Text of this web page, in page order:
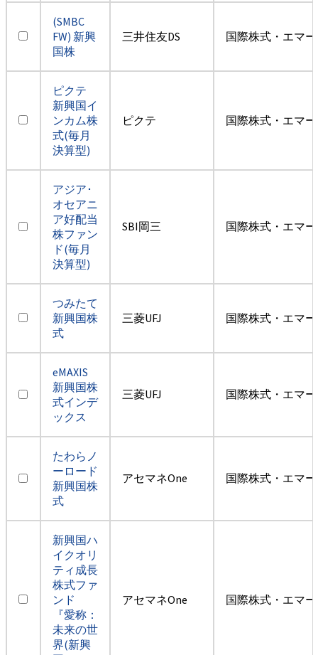
(SMBC
FW) 新興
国株
三井住友DS 国際株式・エマ
ピクテ
新興国イ
ンカム株
式(毎月
決算型)
ピクテ 国際株式・エマ
アジア･
オセアニ
ア好配当
株ファン
ド(毎月
決算型)
SBI岡三 国際株式・エマ
つみたて
新興国株
式
三菱UFJ 国際株式・エマ
eMAXIS
新興国株
式インデ
ックス
三菱UFJ 国際株式・エマ
たわらノ
ーロード
新興国株
式
アセマネOne 国際株式・エマ
新興国ハ
イクオリ
ティ成長
株式ファ
ンド
『愛称：
未来の世
界(新興
アセマネOne 国際株式・エマ